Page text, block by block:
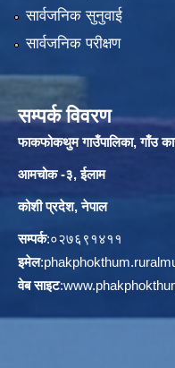
सार्वजनिक सुनुवाई
सार्वजनिक परीक्षण
सम्पर्क विवरण
फाकफोकथुम गाउँपालिका, गाँउ
आमचोक -३, ईलाम
कोशी प्रदेश, नेपाल
सम्पर्क:०२७६९१४११
इमेल:
वेब साइट: